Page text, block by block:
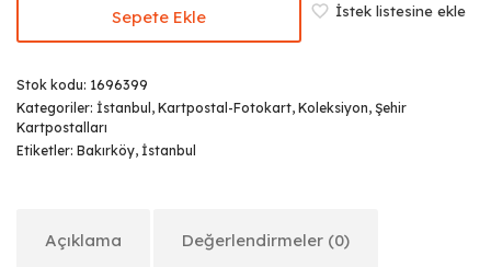
Sepete Ekle İstek listesine ekle
Stok kodu: 1696399
Kategoriler: İstanbul , Kartpostal-Fotokart, Koleksiyon, Şehir
Kartpostalları
Etiketler: Bakırköy, İstanbul
Açıklama Değerlendirmeler (0)